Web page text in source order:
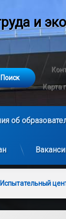
и
Карта
об
Испытательный